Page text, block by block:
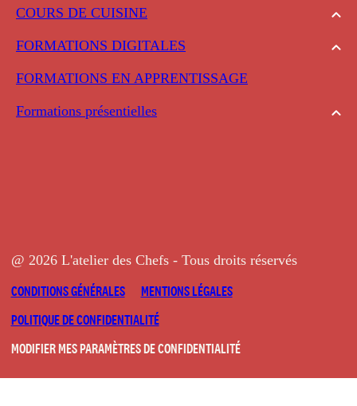
COURS DE CUISINE
FORMATIONS DIGITALES
FORMATIONS EN APPRENTISSAGE
Formations présentielles
@ 2026 L'atelier des Chefs - Tous droits réservés
CONDITIONS GÉNÉRALES
MENTIONS LÉGALES
POLITIQUE DE CONFIDENTIALITÉ
MODIFIER MES PARAMÈTRES DE CONFIDENTIALITÉ